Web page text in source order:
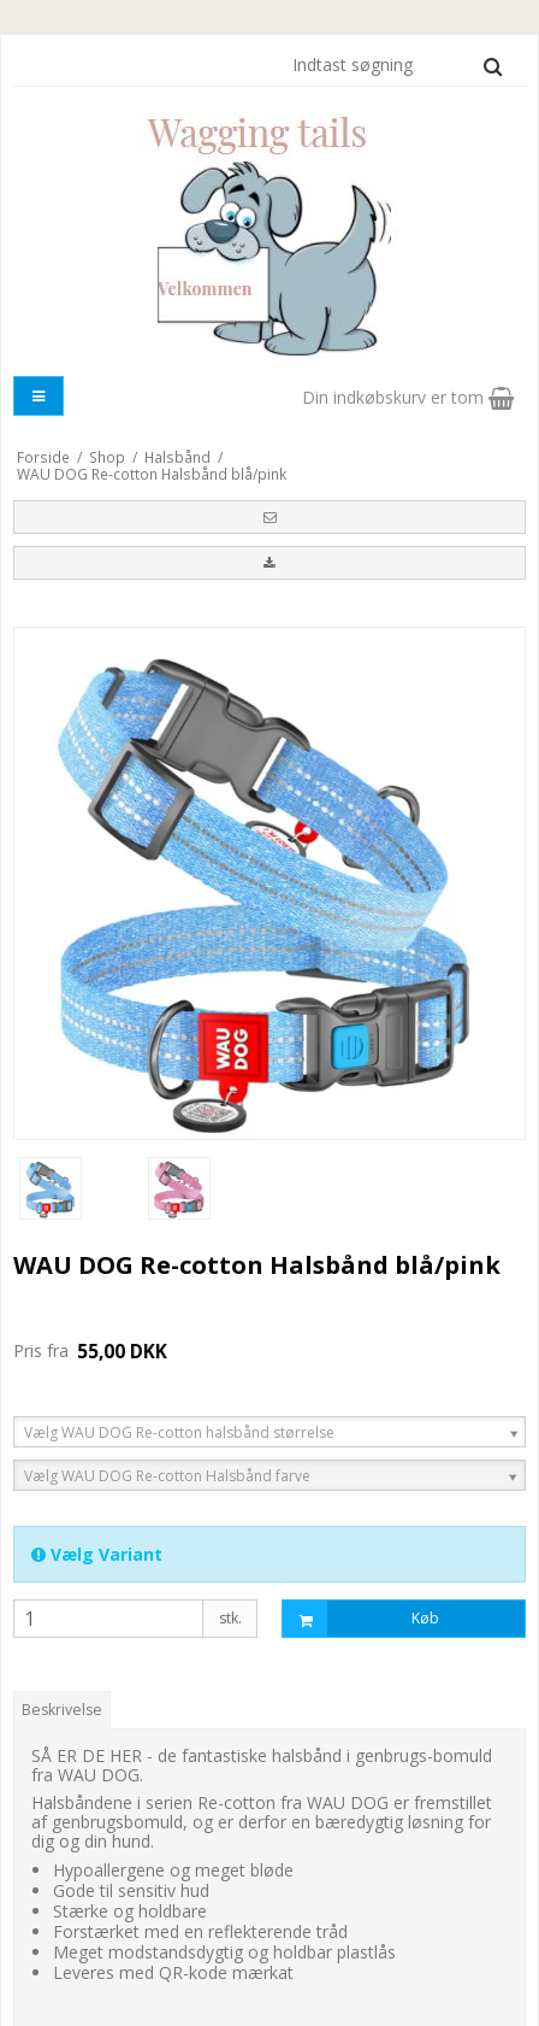
Din indkøbskurv er tom
Forside / Shop / Halsbånd /
WAU DOG Re-cotton Halsbånd blå/pink
WAU DOG Re-cotton Halsbånd blå/pink
Pris fra 55,00 DKK
Vælg WAU DOG Re-cotton halsbånd størrelse
Vælg WAU DOG Re-cotton Halsbånd farve
Vælg Variant
stk. Køb
Beskrivelse
SÅ ER DE HER - de fantastiske halsbånd i genbrugs-bomuld
fra WAU DOG.
Halsbåndene i serien Re-cotton fra WAU DOG er fremstillet
af genbrugsbomuld, og er derfor en bæredygtig løsning for
dig og din hund.
Hypoallergene og meget bløde
Gode til sensitiv hud
Stærke og holdbare
Forstærket med en reflekterende tråd
Meget modstandsdygtig og holdbar plastlås
Leveres med QR-kode mærkat